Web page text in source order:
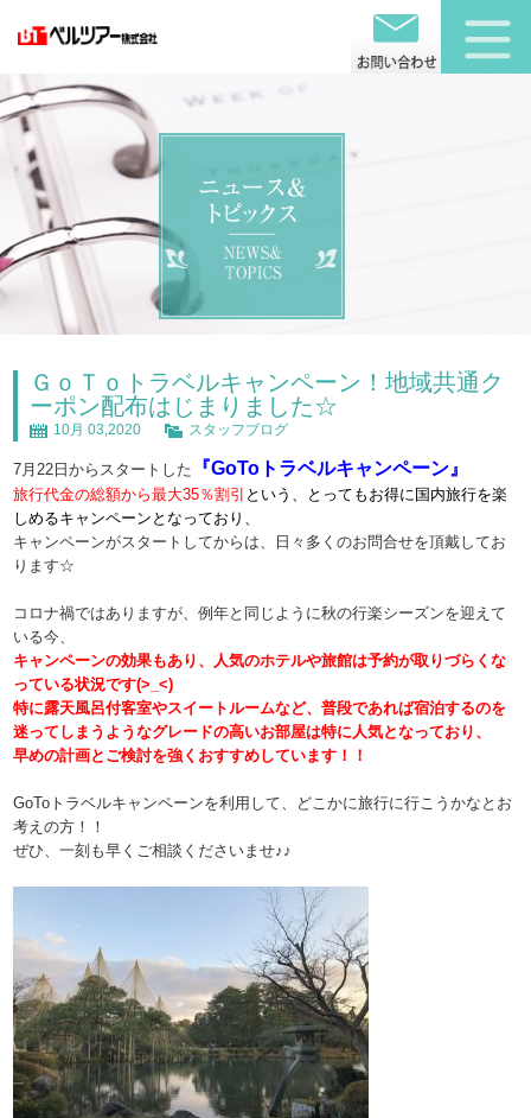
ＧｏＴｏトラベルキャンペーン！地域共通ク
ーポン配布はじまりました☆
10月 03,2020 スタッフブログ
7月22日からスタートした 『GoToトラベルキャンペーン』
旅行代金の総額から最大35％割引 という、とってもお得に国内旅行を楽
しめるキャンペーンとなっており、
キャンペーンがスタートしてからは、日々多くのお問合せを頂戴してお
ります☆
コロナ禍ではありますが、例年と同じように秋の行楽シーズンを迎えて
いる今、
キャンペーンの効果もあり、人気のホテルや旅館は予約が取りづらくな
っている状況です(>_<)
特に露天風呂付客室やスイートルームなど、普段であれば宿泊するのを
迷ってしまうようなグレードの高いお部屋は特に人気となっており、
早めの計画とご検討を強くおすすめしています！！
GoToトラベルキャンペーンを利用して、どこかに旅行に行こうかなとお
考えの方！！
ぜひ、一刻も早くご相談くださいませ♪♪